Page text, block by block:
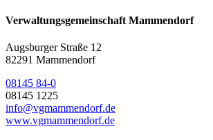
Verwaltungsgemeinschaft Mammendorf
Augsburger Straße 12
82291 Mammendorf
08145 84-0
08145 1225
info@vgmammendorf.de
www.vgmammendorf.de